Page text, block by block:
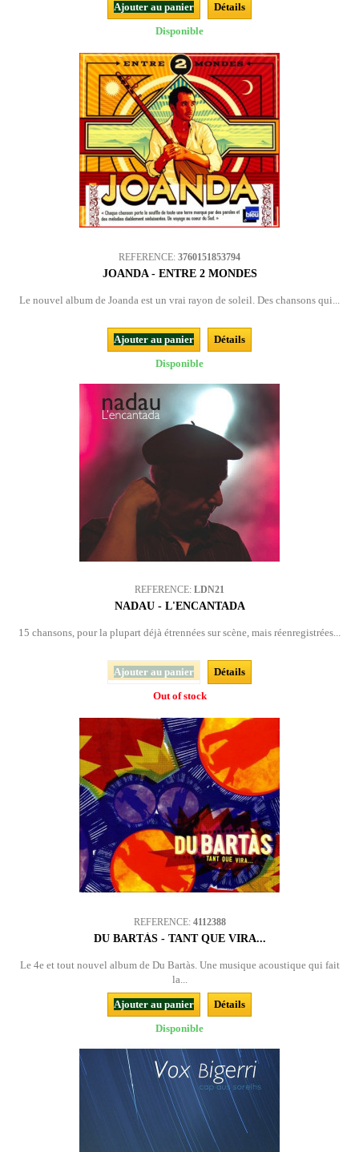
Ajouter au panier
Détails
Disponible
REFERENCE: 3760151853794
JOANDA - ENTRE 2 MONDES
Le nouvel album de Joanda est un vrai rayon de soleil. Des chansons qui...
Ajouter au panier
Détails
Disponible
REFERENCE: LDN21
NADAU - L'ENCANTADA
15 chansons, pour la plupart déjà étrennées sur scène, mais réenregistrées...
Ajouter au panier
Détails
Out of stock
REFERENCE: 4112388
DU BARTÀS - TANT QUE VIRA...
Le 4e et tout nouvel album de Du Bartàs. Une musique acoustique qui fait
la...
Ajouter au panier
Détails
Disponible